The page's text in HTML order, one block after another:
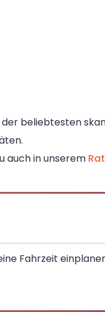
beliebtesten
auch in unserem
Fahrzeit